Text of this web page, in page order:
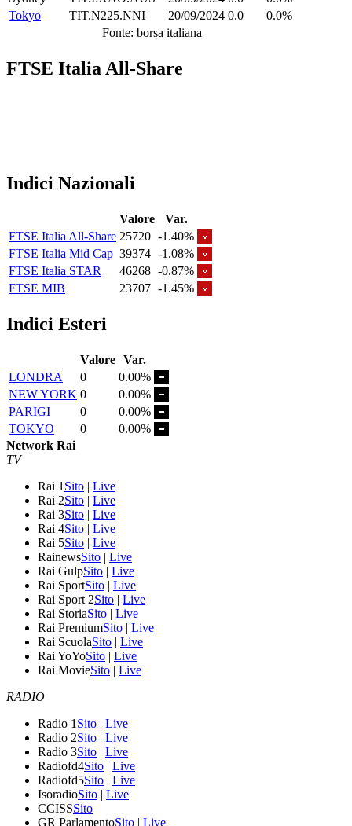
Tokyo
TIT.N225.NNI 20/09/2024 0.0
0.0%
Fonte: borsa italiana
FTSE Italia All-Share
Indici Nazionali
Valore
Var.
FTSE Italia All-Share 25720 -1.40%
FTSE Italia Mid Cap 39374 -1.08%
FTSE Italia STAR
46268 -0.87%
FTSE MIB
23707 -1.45%
Indici Esteri
Valore Var.
LONDRA
0
0.00%
NEW YORK 0
0.00%
PARIGI
0
0.00%
TOKYO
0
0.00%
Network Rai
TV
Rai 1 Sito | Live
Rai 2Sito | Live
Rai 3Sito | Live
Rai 4Sito | Live
Rai 5Sito | Live
RainewsSito | Live
Rai GulpSito | Live
Rai SportSito | Live
Rai Sport 2Sito | Live
Rai StoriaSito | Live
Rai PremiumSito | Live
Rai ScuolaSito | Live
Rai YoYoSito | Live
Rai MovieSito | Live
RADIO
Radio 1 Sito | Live
Radio 2Sito | Live
Radio 3Sito | Live
Radiofd4Sito | Live
Radiofd5Sito | Live
IsoradioSito | Live
CCISSSito
GR ParlamentoSito | Live